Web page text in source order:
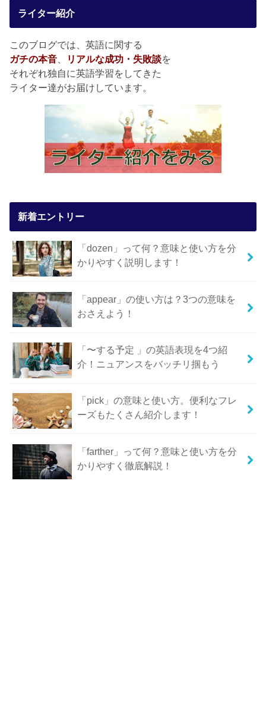
ライター紹介
このブログでは、英語に関する
ガチの本音
リアルな成功・失敗談を
それぞれ独自に英語学習をしてきた
ライター達がお届けしています。
新着エントリー
「dozen」って何？意味と使い方を分
かりやすく説明します！
「appear」の使い方は？3つの意味を
おさえよう！
「〜する予定 」の英語表現を4つ紹
介！ニュアンスをバッチリ掴もう
「pick」の意味と使い方。便利なフレ
ーズもたくさん紹介します！
「farther」って何？意味と使い方を分
かりやすく徹底解説！